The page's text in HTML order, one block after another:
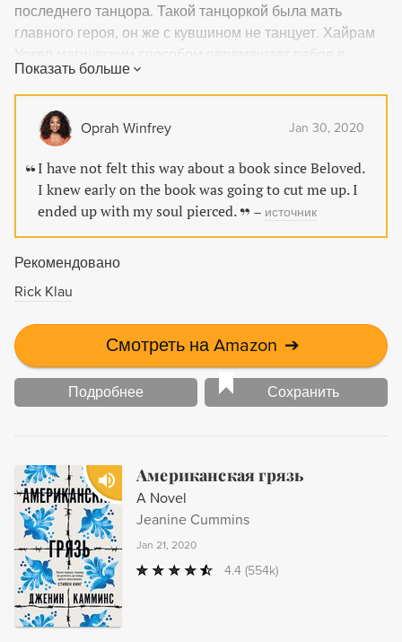
последнего танцора. Такой танцоркой была мать
главного героя, он же с кувшином не танцует. Хайрам
пространстве, из южных штатов в северные, используя
для этого воду.
Показать больше
Oprah Winfrey Jan 30, 2020
I have not felt this way about a book since Beloved.
I knew early on the book was going to cut me up. I
ended up with my soul pierced.
– источник
Рекомендовано
Rick Klau
Смотреть на Amazon ➔
Подробнее Сохранить
Американская грязь
A Novel
Jeanine Cummins
Jan 21, 2020
4.4 (554k)